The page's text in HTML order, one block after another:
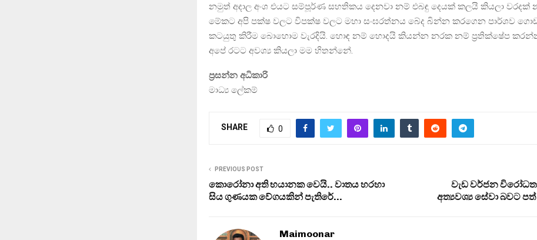
නමුත් අදාල අංශ එයට සම්පූර්ණ සහතිකය දෙනවා නම් එබඳු දෙයක් කලයි කියලා වරදක්
මේකට අපි පක්ෂ වලට විපක්ෂ වලට මහා සංඝරත්නය බේද බින්න කරගෙන පාර්ශව
කටයුතු කිරීම බොහොම වැරදියි. හොඳ නම් හොදයි කියන්න නරක නම් ප්‍රතික්ෂේප
අපේ රටට අවශ්‍ය කියලා මම හිතන්නේ.
ප්‍රසන්න අධිකාරි
මාධ්‍ය ලේකම්
SHARE 0
PREVIOUS POST
කොරෝනා අති භයානක වෙයි.. වාතය හරහා
සිය ගුණයක වේගයකින් පැතිරේ…
වැඩ වර්ජන
අත්‍යවශ්‍ය සේවා බවට
Maimoonar